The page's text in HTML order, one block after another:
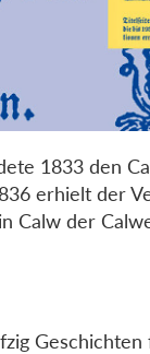
1833 den
erhielt der
Calw der
Geschichten